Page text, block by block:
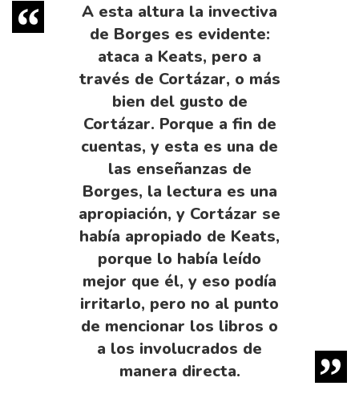
A esta altura la invectiva
de Borges es evidente:
ataca a Keats, pero a
través de Cortázar, o más
bien del gusto de
Cortázar. Porque a fin de
cuentas, y esta es una de
las enseñanzas de
Borges, la lectura es una
apropiación, y Cortázar se
había apropiado de Keats,
porque lo había leído
mejor que él, y eso podía
irritarlo, pero no al punto
de mencionar los libros o
a los involucrados de
manera directa.